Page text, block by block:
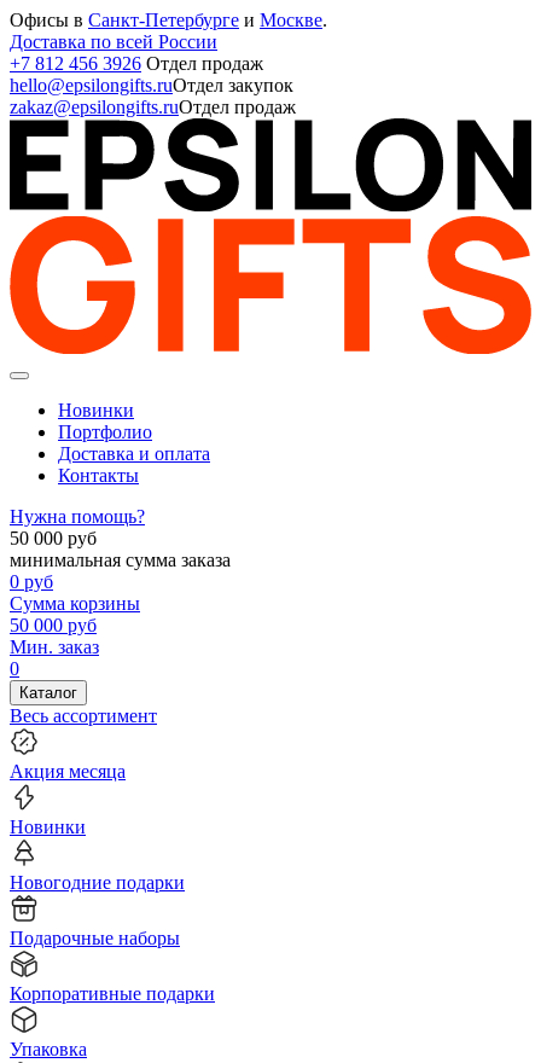
Офисы в Санкт-Петербурге и Москве.
Доставка по всей России
+7 812 456 3926 Отдел продаж
hello@epsilongifts.ruОтдел закупок
zakaz@epsilongifts.ruОтдел продаж
Новинки
Портфолио
Доставка и оплата
Контакты
Нужна помощь?
50 000 руб
минимальная сумма заказа
0 руб
Сумма корзины
50 000 руб
Мин. заказ
0
Каталог
Весь ассортимент
Акция месяца
Новинки
Новогодние подарки
Подарочные наборы
Корпоративные подарки
Упаковка